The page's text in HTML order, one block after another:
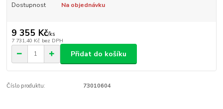
Dostupnost Na objednávku
9 355 Kč/ks
7 731,40 Kč bez DPH
Přidat do košíku
Číslo produktu: 73010604